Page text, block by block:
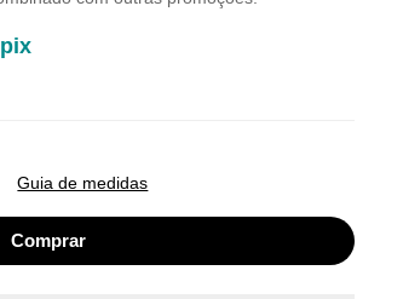
pix
Guia de medidas